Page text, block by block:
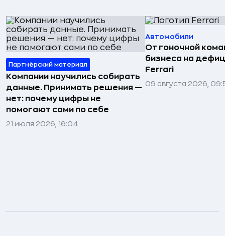
Партнёрский материал
Компании научились собирать
данные. Принимать решения —
нет: почему цифры не
помогают сами по себе
21 июля 2026, 16:04
Автомобили
От гоночной
бизнеса на
Ferrari
09 августа 2026,